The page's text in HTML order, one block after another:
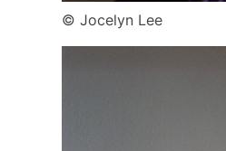
© Jocelyn Lee